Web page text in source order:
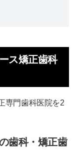
ス矯正歯科
専門歯科医院を2
歯科・矯正歯